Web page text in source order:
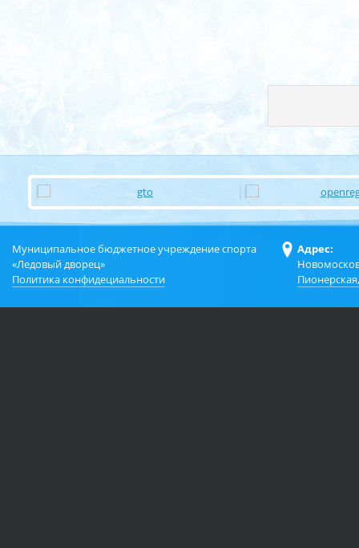
Муниципальное бюджетное учреждение спорта
«Ледовый дворец»
Политика конфидециальности
Адрес: